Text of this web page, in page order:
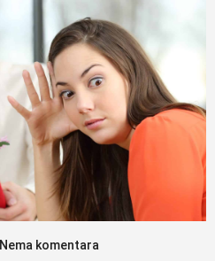
Nema komentara